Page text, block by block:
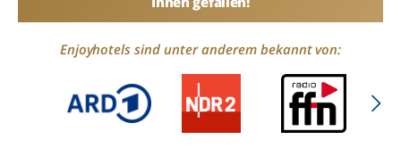
Enjoyhotels sind unter anderem bekannt von: